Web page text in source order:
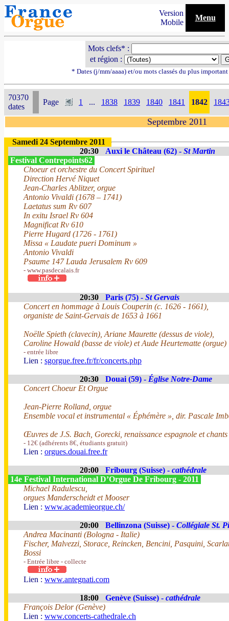
Version
Mobile
Menu
Mots clefs* :
et région :
* Dates (j/mm/aaaa) et/ou mots classés du plus
70370
dates
Page 1 ... 1838 1839 1840 1841 1842
Septembre 2011
Samedi 24 Septembre 2011
20:30
Auxi le Château (62) - St Martin
Festival Contrepoints62
Choeur et orchestre du Concert Spirituel
Direction Hervé Niquet
Jean-Charles Ablitzer, orgue
Antonio Vivaldi (1678 – 1741)
Laetatus sum Rv 607
In exitu Israel Rv 604
Magnificat Rv 610
Pierre Hugard (1726 - 1761)
Missa « Laudate pueri Dominum »
Antonio Vivaldi
Psaume 147 Lauda Jerusalem Rv 609
- www.pasdecalais.fr
20:30 Paris (75) - St Gervais
Concert en hommage à Louis Couperin (c. 1626 - 1661),
organiste de Saint-Gervais de 1653 à 1661
Noëlle Spieth (clavecin), Ariane Maurette (dessus de viole),
Caroline Howald (basse de viole) et Aude Heurtematte (orgue)
- entrée libre
Lien : sgorgue.free.fr/fr/concerts.php
20:30 Douai (59) - Église Notre-Dame
Concert Choeur Et Orgue
Jean-Pierre Rolland, orgue
Ensemble vocal et instrumental « Éphémère », dir. Pascale
Œuvres de J.S. Bach, Gorecki, renaissance espagnole et
- 12€ (adhérents 8€, étudiants gratuit)
Lien : orgues.douai.free.fr
20:00 Fribourg (Suisse) - cathédrale
14e Festival International D’Orgue De Fribourg - 2011
Michael Radulescu,
orgues Manderscheidt et Mooser
Lien : www.academieorgue.ch/
20:00 Bellinzona (Suisse) - Collégiale St.
Andrea Macinanti (Bologna - Italie)
Fischer, Malvezzi, Storace, Reincken, Bencini, Pasquini,
Bossi
- Entrée libre - collecte
Lien : www.antegnati.com
18:00 Genève (Suisse) - cathédrale
François Delor (Genève)
Lien : www.concerts-cathedrale.ch